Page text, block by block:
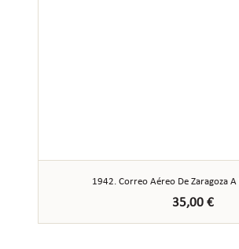
1942. Correo Aéreo De Zaragoza A
35,00 €